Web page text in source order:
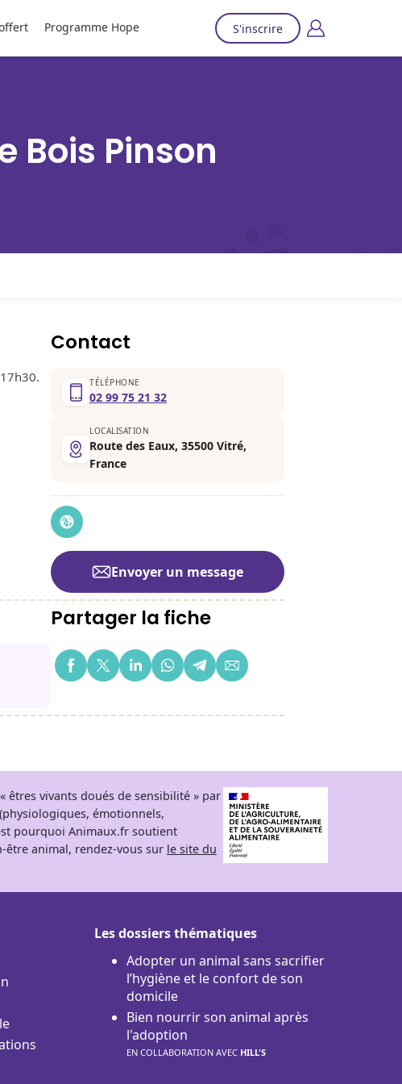
Programme Hope S'inscrire
Bois Pinson
Contact
TÉLÉPHONE
02 99 75 21 32
LOCALISATION
Route des Eaux, 35500 Vitré,
France
Envoyer un message
Partager la fiche
êtres vivants doués de sensibilité » par
émotionnels,
pourquoi Animaux.fr soutient
être animal, rendez-vous sur le site du
Les dossiers thématiques
Adopter un animal sans sacrifier
l’hygiène et le confort de son
domicile
Bien nourrir son animal après
l'adoption
EN COLLABORATION AVEC HILL'S